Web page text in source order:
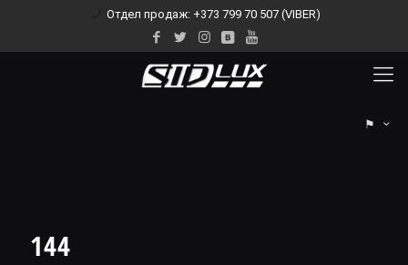
Отдел продаж: +373 799 70 507 (VIBER)
⚑
144